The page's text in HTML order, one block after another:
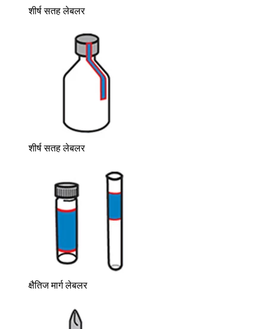
शीर्ष सतह लेबलर
शीर्ष सतह लेबलर
क्षैतिज मार्ग लेबलर